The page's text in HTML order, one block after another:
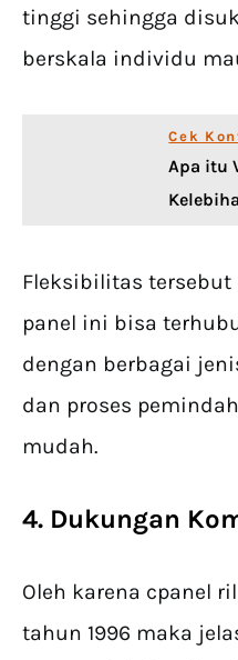
tinggi sehingga
berskala individu
Cek
Apa itu
Fleksibilitas
panel ini bisa
dengan berbagai
dan proses
mudah.
4. Dukungan
Oleh karena cpanel
tahun 1996 maka